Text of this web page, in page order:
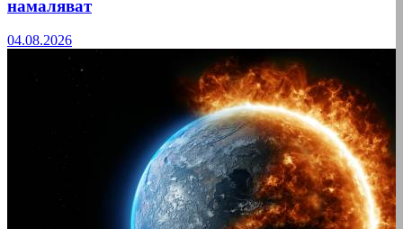
намаляват
04.08.2026